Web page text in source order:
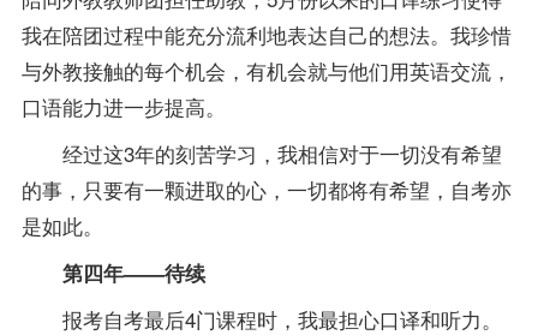
我在陪团过程中能充分流利地表达自己的想法。我珍惜
与外教接触的每个机会，有机会就与他们用英语交流，
口语能力进一步提高。
经过这3年的刻苦学习，我相信对于一切没有希望
的事，只要有一颗进取的心，一切都将有希望，自考亦
是如此。
第四年——待续
报考自考最后4门课程时，我最担心口译和听力。